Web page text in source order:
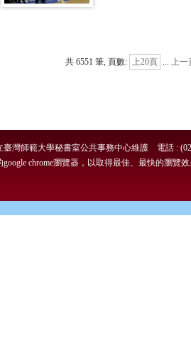
共 6551 筆, 頁數: 上20頁 ... 上一
臺灣師範大學秘書室公共事務中心維護 電話 :
chrome瀏覽器，以取得最佳、最快的瀏覽